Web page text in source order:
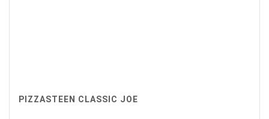
PIZZASTEEN CLASSIC JOE